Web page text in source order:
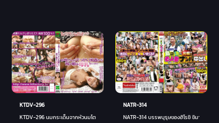
KTDV-296
KTDV-296 นมกระเด็นจากหัวนมโตของแม่ 5 คน 120 นาที
NATR-314
NATR-314 บรรพบุรุษของฮิโรชิ ชิมาบุคุโระ